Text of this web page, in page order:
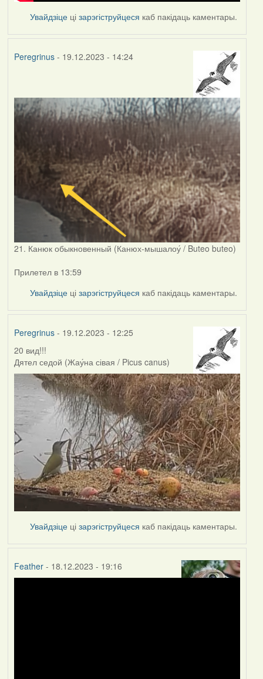
Увайдзіце цізарэгіструйцеся каб пакідаць каментары.
Peregrinus- 19.12.2023 - 14:24
21. Канюк обыкновенный (Канюх-мышалоу́ / Buteo buteo)
Прилетел в 13:59
Увайдзіце цізарэгіструйцеся каб пакідаць каментары.
Peregrinus- 19.12.2023 - 12:25
20 вид!!!
Дятел седой (Жау́на сівая / Picus canus)
Увайдзіце цізарэгіструйцеся каб пакідаць каментары.
Feather- 18.12.2023 - 19:16